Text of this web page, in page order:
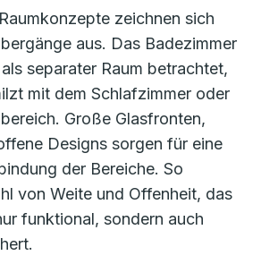
zeichnen sich
aus. Das Badezimmer
separater Raum betrachtet,
mit dem Schlafzimmer oder
Große Glasfronten,
Designs sorgen für eine
der Bereiche. So
von Weite und Offenheit, das
funktional, sondern auch